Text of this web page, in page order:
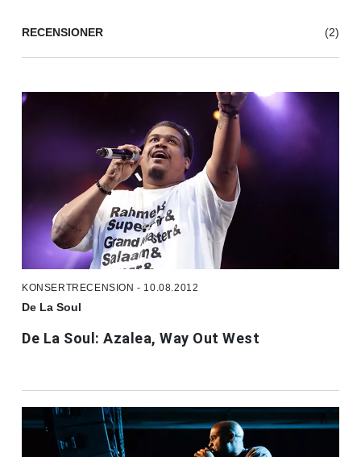
RECENSIONER (2)
KONSERTRECENSION - 10.08.2012
De La Soul
De La Soul: Azalea, Way Out West